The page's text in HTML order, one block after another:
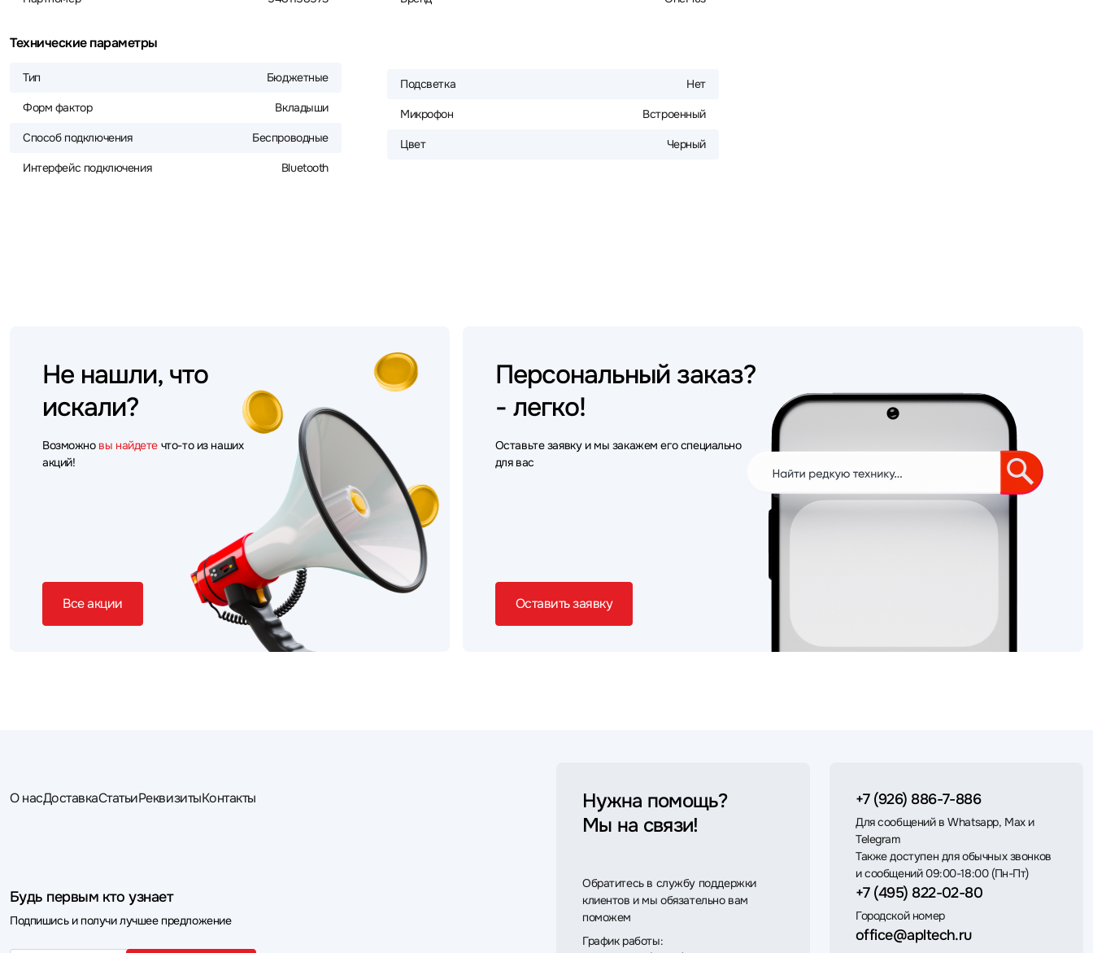
Технические параметры
Тип Бюджетные
Форм фактор Вкладыши
Способ подключения Беспроводные
Интерфейс подключения Bluetooth
Подсветка Нет
Микрофон Встроенный
Цвет Черный
Не нашли, что
искали?
Возможно вы найдете что-то из наших
акций!
Все акции
Персональный заказ?
- легко!
Оставьте заявку и мы закажем его специально
для вас
Оставить заявку
О насДоставкаСтатьиРеквизитыКонтакты
Будь первым кто узнает
Подпишись и получи лучшее предложение
Нужна помощь?
Мы на связи!
Обратитесь в службу поддержки
клиентов и мы обязательно вам
поможем
График работы:
+7 (926) 886-7-886
Для сообщений в Whatsapp, Max и
Telegram
Также доступен для обычных звонков
и сообщений 09:00-18:00 (Пн-Пт)
+7 (495) 822-02-80
Городской номер
office@apltech.ru